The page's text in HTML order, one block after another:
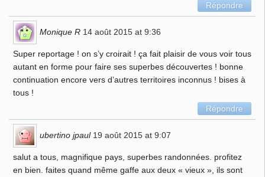
Répondre
Monique R 14 août 2015 at 9:36
Super reportage ! on s’y croirait ! ça fait plaisir de vous voir tous
autant en forme pour faire ses superbes découvertes ! bonne
continuation encore vers d’autres territoires inconnus ! bises à
tous !
Répondre
ubertino jpaul 19 août 2015 at 9:07
salut a tous, magnifique pays, superbes randonnées. profitez
en bien. faites quand même gaffe aux deux « vieux », ils sont